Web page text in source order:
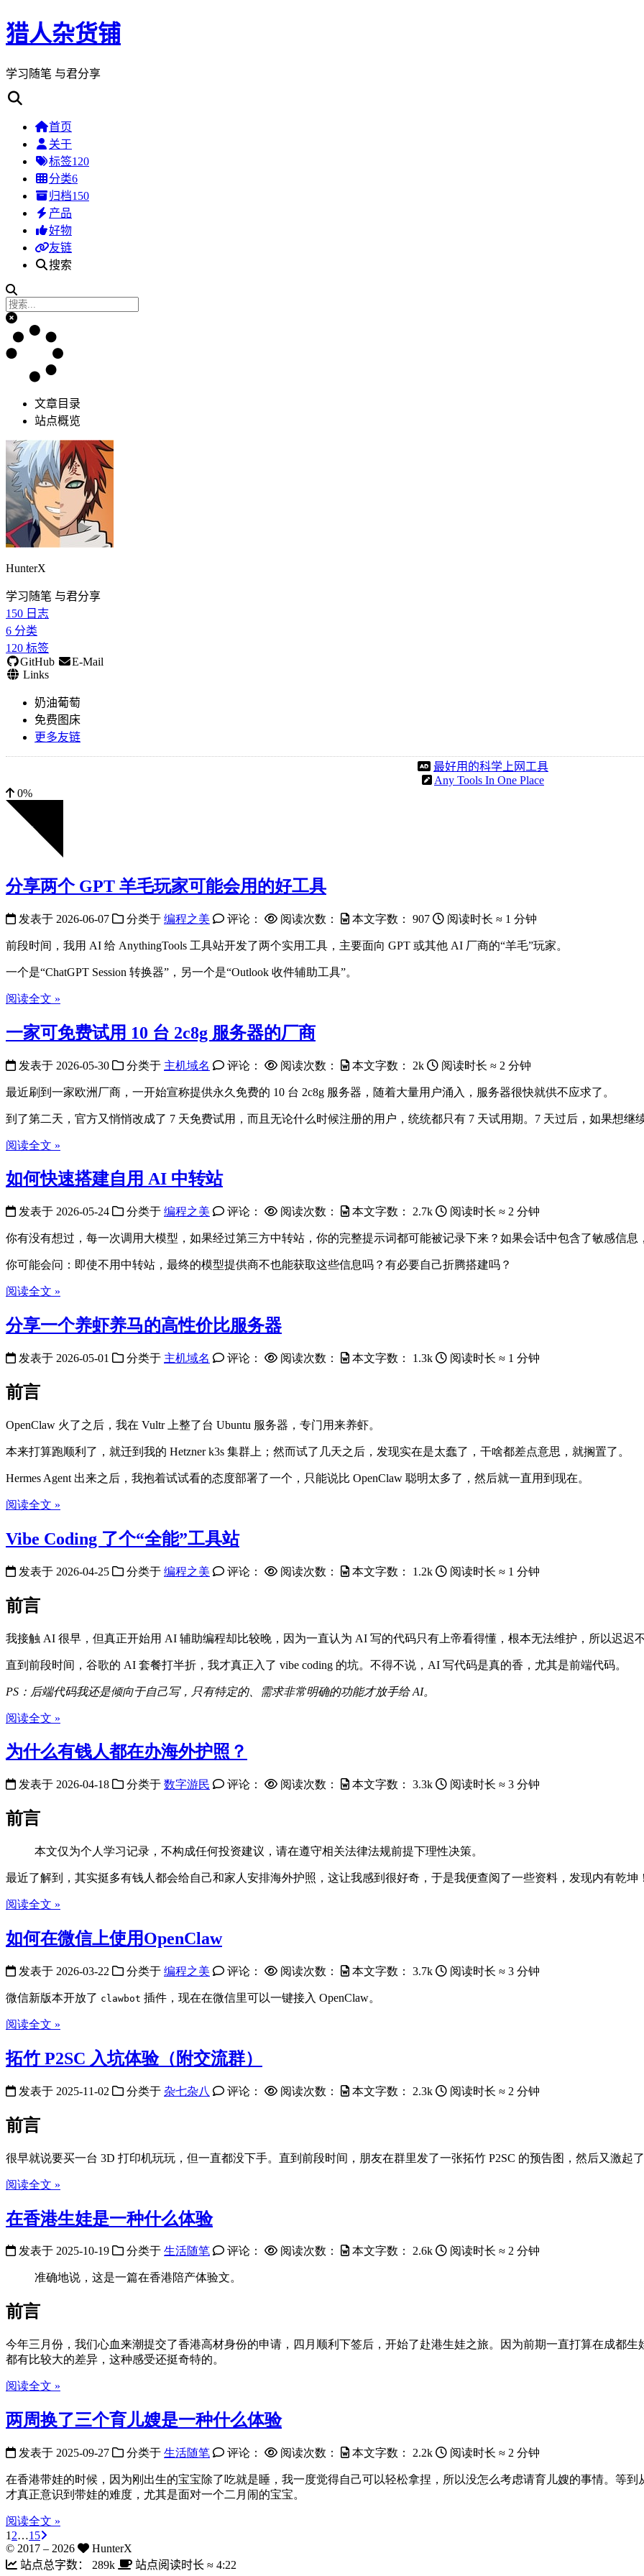
猎人杂货铺
学习随笔 与君分享
首页
关于
标签120
分类6
归档150
产品
好物
友链
搜索
文章目录
站点概览
HunterX
学习随笔 与君分享
150 日志
6 分类
120 标签
GitHub
E-Mail
Links
奶油葡萄
免费图床
更多友链
最好用的科学上网工具
Any Tools In One Place
0%
分享两个 GPT 羊毛玩家可能会用的好工具
发表于 2026-06-07 分类于 编程之美 评论： 阅读次数： 本文字数： 907 阅读时长 ≈ 1 分钟
前段时间，我用 AI 给 AnythingTools 工具站开发了两个实用工具，主要面向 GPT 或其他 AI 厂商的“羊毛”玩家。
一个是“ChatGPT Session 转换器”，另一个是“Outlook 收件辅助工具”。
阅读全文 »
一家可免费试用 10 台 2c8g 服务器的厂商
发表于 2026-05-30 分类于 主机域名 评论： 阅读次数： 本文字数： 2k 阅读时长 ≈ 2 分钟
最近刷到一家欧洲厂商，一开始宣称提供永久免费的 10 台 2c8g 服务器，随着大量用户涌入，服务器很快就供不应求了。
到了第二天，官方又悄悄改成了 7 天免费试用，而且无论什么时候注册的用户，统统都只有 7 天试用期。7 天过后，如果想继
阅读全文 »
如何快速搭建自用 AI 中转站
发表于 2026-05-24 分类于 编程之美 评论： 阅读次数： 本文字数： 2.7k 阅读时长 ≈ 2 分钟
你有没有想过，每一次调用大模型，如果经过第三方中转站，你的完整提示词都可能被记录下来？如果会话中包含了敏感信息
你可能会问：即使不用中转站，最终的模型提供商不也能获取这些信息吗？有必要自己折腾搭建吗？
阅读全文 »
分享一个养虾养马的高性价比服务器
发表于 2026-05-01 分类于 主机域名 评论： 阅读次数： 本文字数： 1.3k 阅读时长 ≈ 1 分钟
前言
OpenClaw 火了之后，我在 Vultr 上整了台 Ubuntu 服务器，专门用来养虾。
本来打算跑顺利了，就迁到我的 Hetzner k3s 集群上；然而试了几天之后，发现实在是太蠢了，干啥都差点意思，就搁置了。
Hermes Agent 出来之后，我抱着试试看的态度部署了一个，只能说比 OpenClaw 聪明太多了，然后就一直用到现在。
阅读全文 »
Vibe Coding 了个“全能”工具站
发表于 2026-04-25 分类于 编程之美 评论： 阅读次数： 本文字数： 1.2k 阅读时长 ≈ 1 分钟
前言
我接触 AI 很早，但真正开始用 AI 辅助编程却比较晚，因为一直认为 AI 写的代码只有上帝看得懂，根本无法维护，所以迟迟不
直到前段时间，谷歌的 AI 套餐打半折，我才真正入了 vibe coding 的坑。不得不说，AI 写代码是真的香，尤其是前端代码。
PS：后端代码我还是倾向于自己写，只有特定的、需求非常明确的功能才放手给 AI。
阅读全文 »
为什么有钱人都在办海外护照？
发表于 2026-04-18 分类于 数字游民 评论： 阅读次数： 本文字数： 3.3k 阅读时长 ≈ 3 分钟
前言
本文仅为个人学习记录，不构成任何投资建议，请在遵守相关法律法规前提下理性决策。
最近了解到，其实挺多有钱人都会给自己和家人安排海外护照，这让我感到很好奇，于是我便查阅了一些资料，发现内有乾坤！
阅读全文 »
如何在微信上使用OpenClaw
发表于 2026-03-22 分类于 编程之美 评论： 阅读次数： 本文字数： 3.7k 阅读时长 ≈ 3 分钟
微信新版本开放了 clawbot 插件，现在在微信里可以一键接入 OpenClaw。
阅读全文 »
拓竹 P2SC 入坑体验（附交流群）
发表于 2025-11-02 分类于 杂七杂八 评论： 阅读次数： 本文字数： 2.3k 阅读时长 ≈ 2 分钟
前言
很早就说要买一台 3D 打印机玩玩，但一直都没下手。直到前段时间，朋友在群里发了一张拓竹 P2SC 的预告图，然后又激起了
阅读全文 »
在香港生娃是一种什么体验
发表于 2025-10-19 分类于 生活随笔 评论： 阅读次数： 本文字数： 2.6k 阅读时长 ≈ 2 分钟
准确地说，这是一篇在香港陪产体验文。
前言
今年三月份，我们心血来潮提交了香港高材身份的申请，四月顺利下签后，开始了赴港生娃之旅。因为前期一直打算在成都
都有比较大的差异，这种感受还挺奇特的。
阅读全文 »
两周换了三个育儿嫂是一种什么体验
发表于 2025-09-27 分类于 生活随笔 评论： 阅读次数： 本文字数： 2.2k 阅读时长 ≈ 2 分钟
在香港带娃的时候，因为刚出生的宝宝除了吃就是睡，我一度觉得自己可以轻松拿捏，所以没怎么考虑请育儿嫂的事情。等
才真正意识到带娃的难度，尤其是面对一个二月闹的宝宝。
阅读全文 »
1 2…15
© 2017 – 2026
HunterX
站点总字数：
289k 站点阅读时长 ≈ 4:22